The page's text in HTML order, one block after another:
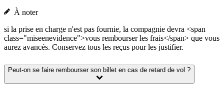
À noter
si la prise en charge n'est pas fournie, la compagnie devra <span
class="miseenevidence">vous rembourser les frais</span> que vous
aurez avancés. Conservez tous les reçus pour les justifier.
Peut-on se faire rembourser son billet en cas de retard de vol ?